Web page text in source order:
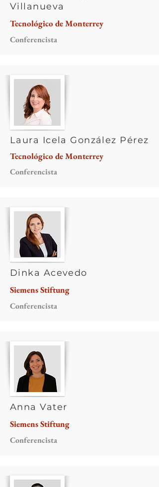
Villanueva
Tecnológico de Monterrey
Conferencista
Laura Icela González Pérez
Tecnológico de Monterrey
Conferencista
Dinka Acevedo
Siemens Stiftung
Conferencista
Anna Vater
Siemens Stiftung
Conferencista